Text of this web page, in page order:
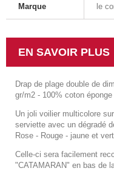
Marque le
EN SAVOIR PLUS
Drap de plage double de
gr/m2 - 100% coton
Un joli voilier multicolore
serviette avec un dégradé
Rose - Rouge - jaune et
Celle-ci sera facilement
"CATAMARAN" en bas de